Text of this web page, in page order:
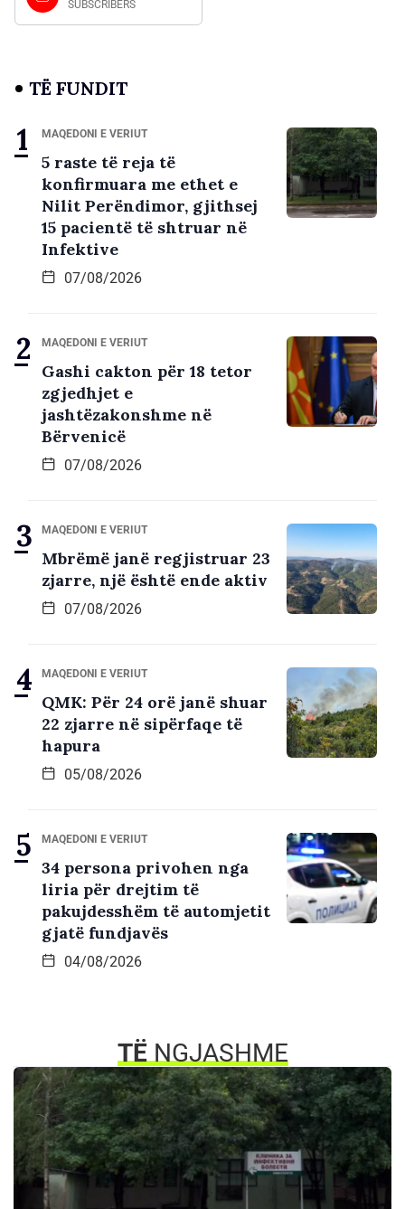
SUBSCRIBERS
TË FUNDIT
MAQEDONI E VERIUT
5 raste të reja të
konfirmuara me ethet e
Nilit Perëndimor, gjithsej
15 pacientë të shtruar në
Infektive
07/08/2026
MAQEDONI E VERIUT
Gashi cakton për 18 tetor
zgjedhjet e
jashtëzakonshme në
Bërvenicë
07/08/2026
MAQEDONI E VERIUT
Mbrëmë janë regjistruar 23
zjarre, një është ende aktiv
07/08/2026
MAQEDONI E VERIUT
QMK: Për 24 orë janë shuar
22 zjarre në sipërfaqe të
hapura
05/08/2026
MAQEDONI E VERIUT
34 persona privohen nga
liria për drejtim të
pakujdesshëm të automjetit
gjatë fundjavës
04/08/2026
TËNGJASHME